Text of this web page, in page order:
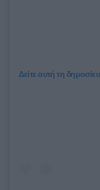
Δείτε αυτή τη